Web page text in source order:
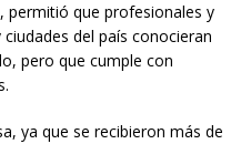
permitió que profesionales y
del país conocieran
pero que cumple con
ya que se recibieron más de